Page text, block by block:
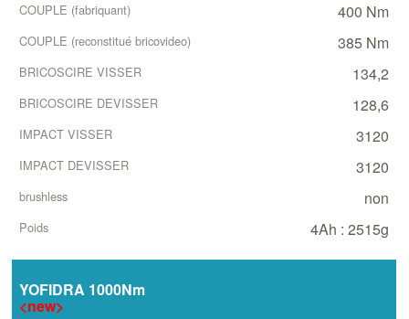
400 Nm
385 Nm
134,2
128,6
3120
3120
non
4Ah : 2515g
YOFIDRA 1000Nm
<new>